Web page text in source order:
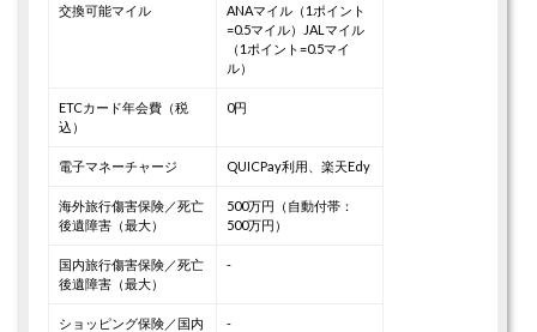
交換可能マイル
ANAマイル（1ポイント
=0.5マイル）
JALマイル
（1ポイント=0.5マイ
ル）
ETCカード年会費（税
込）
0円
電子マネーチャージ QUICPay利用、楽天Edy
海外旅行傷害保険／死亡
後遺障害（最大）
500万円（自動付帯：
500万円）
国内旅行傷害保険／死亡
後遺障害（最大）
-
ショッピング保険／国内
-